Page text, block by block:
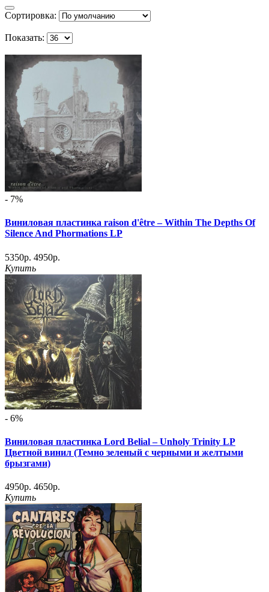
Сортировка:
Показать:
- 7%
Виниловая пластинка raison d'être – Within The Depths Of
Silence And Phormations LP
5350р. 4950р.
Купить
- 6%
Виниловая пластинка Lord Belial – Unholy Trinity LP
Цветной винил (Темно зеленый с черными и желтыми
брызгами)
4950р. 4650р.
Купить